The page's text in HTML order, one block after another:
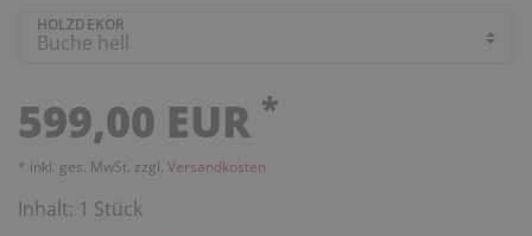
HOLZDEKOR
599,00 EUR *
* inkl. ges. MwSt. zzgl. Versandkosten
Inhalt: 1 Stück